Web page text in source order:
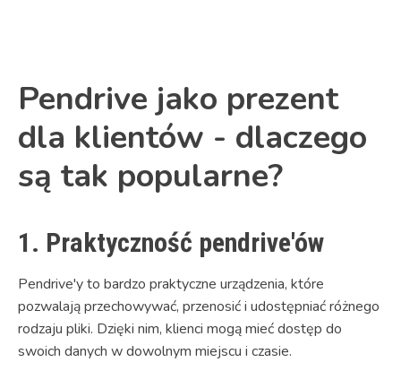
Pendrive jako prezent
dla klientów - dlaczego
są tak popularne?
1. Praktyczność pendrive'ów
Pendrive'y to bardzo praktyczne urządzenia, które
pozwalają przechowywać, przenosić i udostępniać różnego
rodzaju pliki. Dzięki nim, klienci mogą mieć dostęp do
swoich danych w dowolnym miejscu i czasie.